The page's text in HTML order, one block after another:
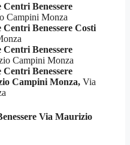
Benessere
Campini Monza
Benessere Costi
Benessere
Campini Monza
Benessere
Campini Monza, Via
Via Maurizio